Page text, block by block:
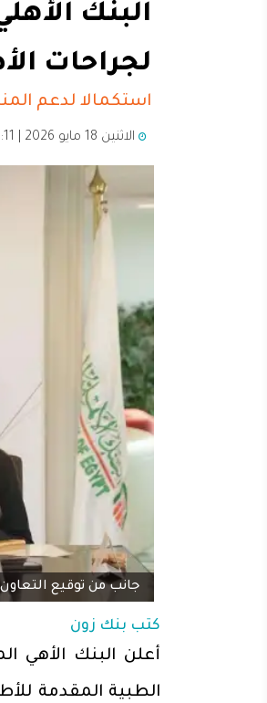
البنك
لجراحات
استكمالا لدعم
الاثنين 18 مايو 2026 | 03:11 مساءً
جانب من توقيع
كتب بنك زون
أعلن البنك